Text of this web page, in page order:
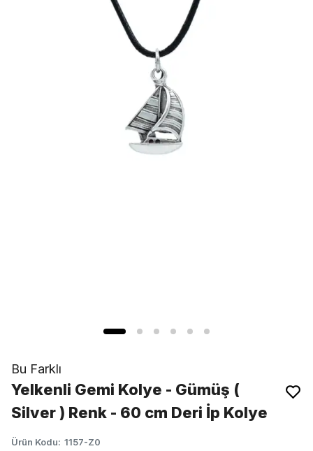
Bu Farklı
Yelkenli Gemi Kolye - Gümüş (
Silver ) Renk - 60 cm Deri İp Kolye
Ürün Kodu: 1157-Z0